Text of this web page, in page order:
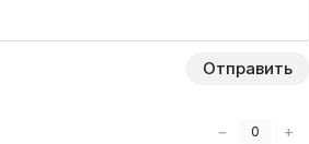
Отправить
− 0 +